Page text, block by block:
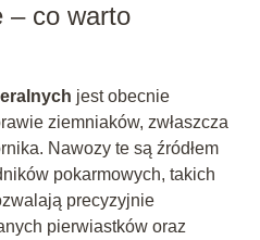
– co warto
jest obecnie
ziemniaków, zwłaszcza
Nawozy te są źródłem
pokarmowych, takich
precyzyjnie
pierwiastków oraz